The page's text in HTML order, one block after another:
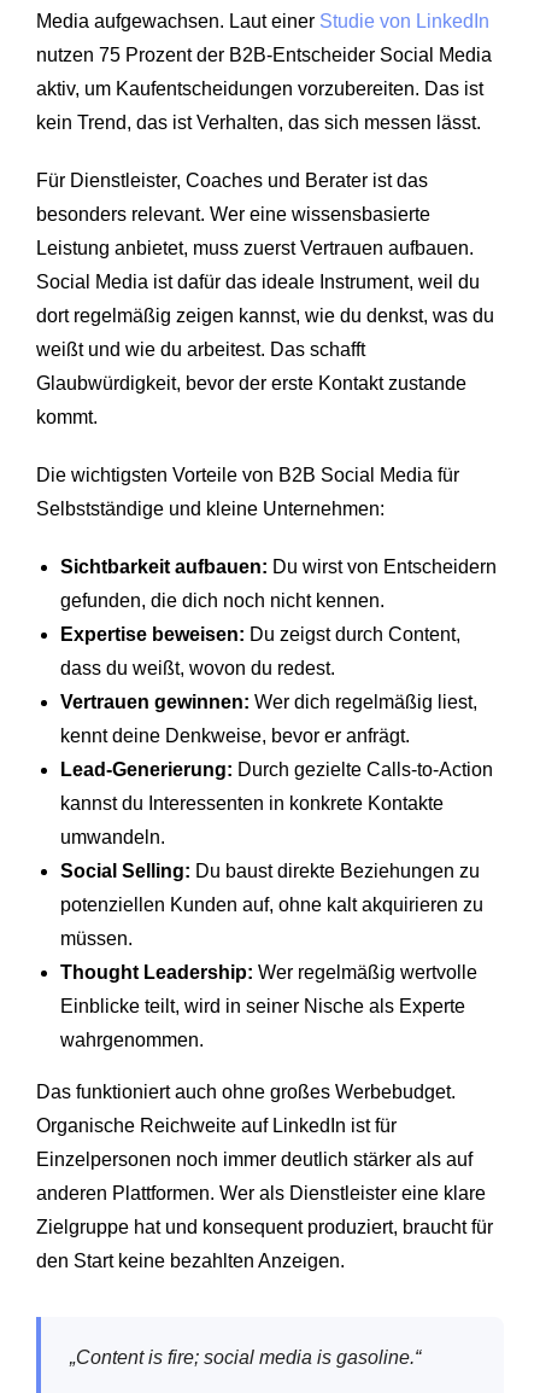
Media aufgewachsen. Laut einer Studie von LinkedIn
nutzen 75 Prozent der B2B-Entscheider Social Media
aktiv, um Kaufentscheidungen vorzubereiten. Das ist
kein Trend, das ist Verhalten, das sich messen lässt.
Für Dienstleister, Coaches und Berater ist das
besonders relevant. Wer eine wissensbasierte
Leistung anbietet, muss zuerst Vertrauen aufbauen.
Social Media ist dafür das ideale Instrument, weil du
dort regelmäßig zeigen kannst, wie du denkst, was du
weißt und wie du arbeitest. Das schafft
Glaubwürdigkeit, bevor der erste Kontakt zustande
kommt.
Die wichtigsten Vorteile von B2B Social Media für
Selbstständige und kleine Unternehmen:
Sichtbarkeit aufbauen: Du wirst von Entscheidern
gefunden, die dich noch nicht kennen.
Expertise beweisen: Du zeigst durch Content,
dass du weißt, wovon du redest.
Vertrauen gewinnen: Wer dich regelmäßig liest,
kennt deine Denkweise, bevor er anfrägt.
Lead-Generierung: Durch gezielte Calls-to-Action
kannst du Interessenten in konkrete Kontakte
umwandeln.
Social Selling: Du baust direkte Beziehungen zu
potenziellen Kunden auf, ohne kalt akquirieren zu
müssen.
Thought Leadership: Wer regelmäßig wertvolle
Einblicke teilt, wird in seiner Nische als Experte
wahrgenommen.
Das funktioniert auch ohne großes Werbebudget.
Organische Reichweite auf LinkedIn ist für
Einzelpersonen noch immer deutlich stärker als auf
anderen Plattformen. Wer als Dienstleister eine klare
Zielgruppe hat und konsequent produziert, braucht für
den Start keine bezahlten Anzeigen.
„Content is fire; social media is gasoline.“